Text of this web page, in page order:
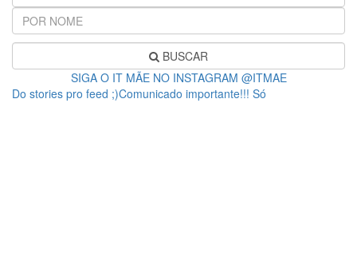
BUSCAR
SIGA O IT MÃE NO INSTAGRAM @ITMAE
Do stories pro feed ;)Comunicado importante!!! Só